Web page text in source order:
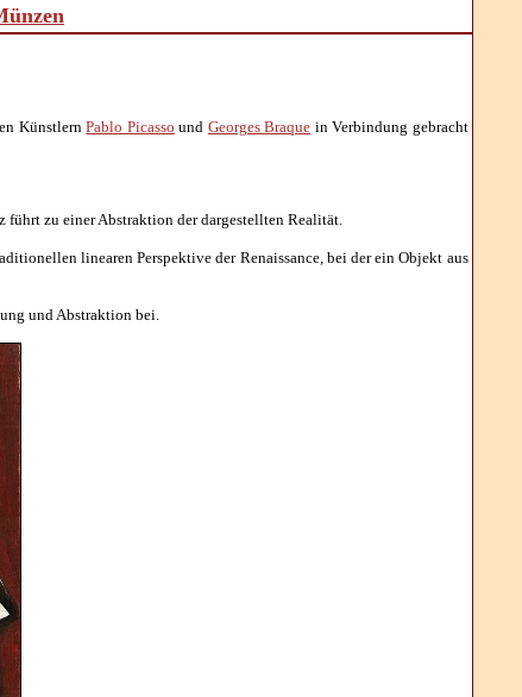
KünstlernPablo Picasso und Georges Braque in Verbindung gebracht
zu einer Abstraktion der dargestellten Realität.
linearen Perspektive der Renaissance, bei der ein Objekt aus
und Abstraktion bei.